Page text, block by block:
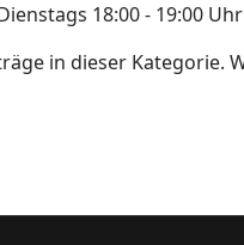
18:00 - 19:00 Uhr
in dieser Kategorie.